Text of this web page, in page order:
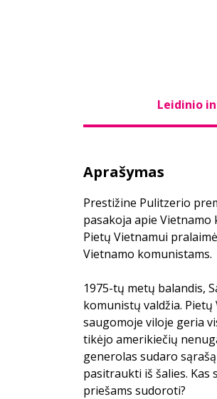
Leidinio
Aprašymas
Prestižine Pulitzerio
pasakoja apie
Pietų Vietnamui
Vietnamo komunistams.
1975-tų metų balandis,
komunistų valdžia.
saugomoje viloje geria
tikėjo amerikiečių
generolas sudaro
pasitraukti iš šalies. Kas
priešams sudoroti?